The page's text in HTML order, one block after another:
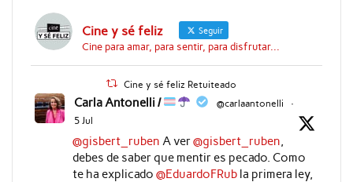
Cine y sé feliz Seguir
Cine para amar, para sentir, para disfrutar...
Cine y sé feliz Retuiteado
Carla Antonelli / @carlaantonelli
·
5 Jul
@gisbert_ruben A ver@gisbert_ruben
debes de saber que mentir es pecado. Como
te ha explicado @EduardoFRubla primera ley,